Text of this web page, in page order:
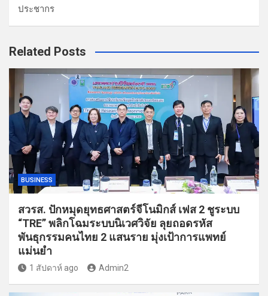
ประชากร
Related Posts
BUSINESS
สวรส. ปักหมุดยุทธศาสตร์จีโนมิกส์ เฟส 2 ชูระบบ
“TRE” พลิกโฉมระบบนิเวศวิจัย ลุยถอดรหัส
พันธุกรรมคนไทย 2 แสนราย มุ่งเป้าการแพทย์
แม่นยำ
1 สัปดาห์ ago Admin2